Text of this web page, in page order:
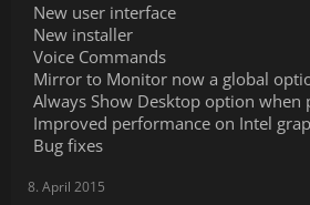
New user interface
New installer
Voice Commands
Mirror to Monitor now a global
Always Show Desktop option when
Improved performance on Intel
Bug fixes
8. April 2015